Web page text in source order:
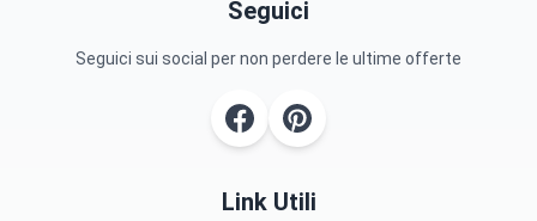
Seguici
Seguici sui social per non perdere le ultime offerte
Link Utili